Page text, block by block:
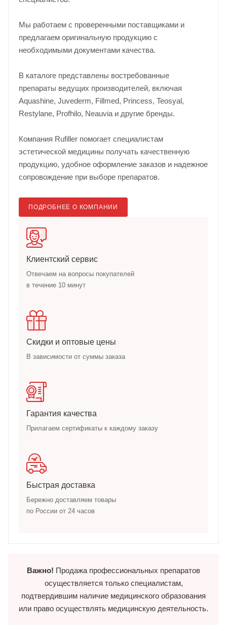
Мы работаем с проверенными поставщиками и
предлагаем оригинальную продукцию с
необходимыми документами качества.
В каталоге представлены востребованные
препараты ведущих производителей, включая
Aquashine, Juvederm, Fillmed, Princess, Teosyal,
Restylane, Profhilo, Neauvia и другие бренды.
Компания Rufiller помогает специалистам
эстетической медицины получать качественную
продукцию, удобное оформление заказов и надежное
сопровождение при выборе препаратов.
ПОДРОБНЕЕ О КОМПАНИИ
Клиентский сервис
Отвечаем на вопросы покупателей
в течение 10 минут
Скидки и оптовые цены
В зависимости от суммы заказа
Гарантия качества
Прилагаем сертификаты к каждому заказу
Быстрая доставка
Бережно доставляем товары
по России от 24 часов
Важно! Продажа профессиональных препаратов
осуществляется только специалистам,
подтвердившим наличие медицинского образования
или право осуществлять медицинскую деятельность.